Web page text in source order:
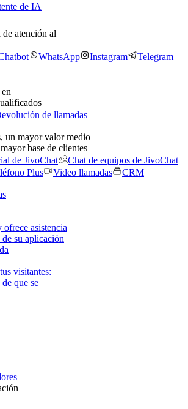
de IA
atención al
WhatsApp Instagram Telegram
de llamadas
un mayor valor medio
base de clientes
de JivoChat
Chat de equipos de JivoChat
Plus Video llamadas
CRM
ofrece asistencia
de su aplicación
visitantes:
que se